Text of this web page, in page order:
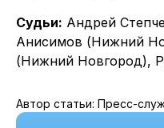
Судьи: Андрей
Анисимов (Нижний
(Нижний Новгород),
Автор статьи: Пресс-